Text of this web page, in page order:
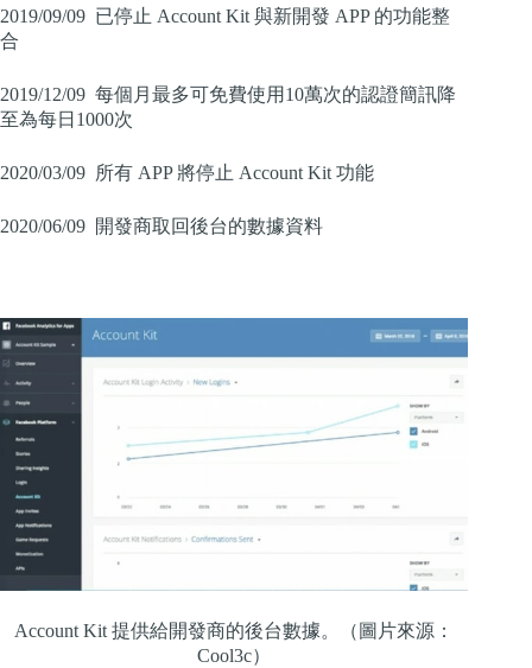
2019/09/09 已停止 Account Kit 與新開發 APP 的功能整
合
2019/12/09 每個月最多可免費使用10萬次的認證簡訊降
至為每日1000次
2020/03/09 所有 APP 將停止 Account Kit 功能
2020/06/09 開發商取回後台的數據資料
Account Kit 提供給開發商的後台數據。（圖片來源：
Cool3c）